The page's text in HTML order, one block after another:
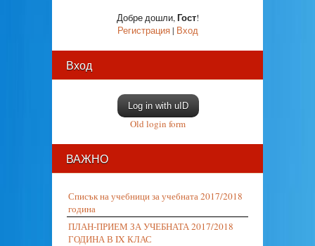
Добре дошли,Гост!
Регистрация| Вход
Вход
Log in with uID
Old login form
ВАЖНО
Списък на учебници за учебната 2017/2018
година
ПЛАН-ПРИЕМ ЗА УЧЕБНАТА 2017/2018
ГОДИНА В IX КЛАС